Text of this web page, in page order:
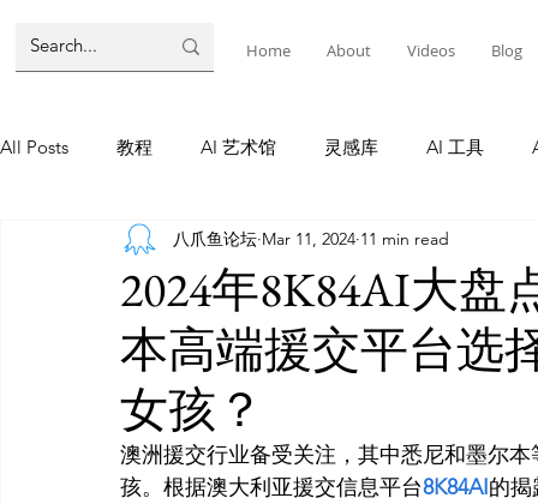
Home About Videos Blog
All Posts 教程 AI 艺术馆 灵感库 AI 工具
AI 工具 AI Tool Tutorials
灵感库 AI 新闻 灵感库 教程
2024年8K84AI大
本高端援交平台选
女孩？
八爪鱼论坛 Mar 11, 2024 11 min read
澳洲援交行业备受关注，其中悉尼和墨尔
孩。根据澳大利亚援交信息平台8K84AI的